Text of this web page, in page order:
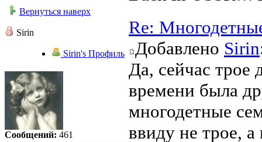
Вернуться наверх
Sirin
Sirin's Профиль
Сообщений: 461
Re:
Добавлено Sirin
Да, сейчас трое
времени была
многодетные
ввиду не трое, а